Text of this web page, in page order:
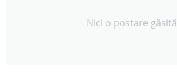
Nici o postare găsită